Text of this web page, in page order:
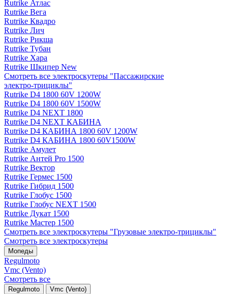
Rutrike Атлас
Rutrike Вега
Rutrike Квадро
Rutrike Лич
Rutrike Рикша
Rutrike Тубан
Rutrike Хара
Rutrike Шкипер New
Смотреть все электро­скутеры "Пассажирские
электро‑трициклы"
Rutrike D4 1800 60V 1200W
Rutrike D4 1800 60V 1500W
Rutrike D4 NEXT 1800
Rutrike D4 NEXT КАБИНА
Rutrike D4 КАБИНА 1800 60V 1200W
Rutrike D4 КАБИНА 1800 60V1500W
Rutrike Амулет
Rutrike Антей Pro 1500
Rutrike Вектор
Rutrike Гермес 1500
Rutrike Гибрид 1500
Rutrike Глобус 1500
Rutrike Глобус NEXT 1500
Rutrike Дукат 1500
Rutrike Мастер 1500
Смотреть все электро­скутеры "Грузовые электро‑трициклы"
Смотреть все электро­скутеры
Мопеды
Regulmoto
Vmc (Vento)
Смотреть все
Regulmoto Vmc (Vento)